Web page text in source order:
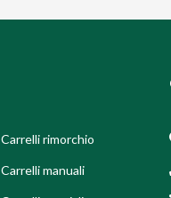
Carrelli rimorchio
Carrelli manuali